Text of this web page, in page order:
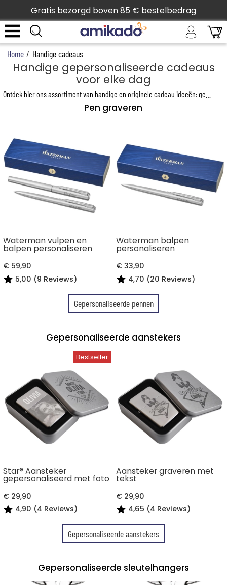
Gratis bezorgd boven 85 € bestelbedrag
Home / Handige cadeaus
Handige gepersonaliseerde cadeaus
voor elke dag
Pen graveren
Waterman vulpen en
balpen personaliseren
€ 59,90
5,00 (9 Reviews)
Waterman balpen
personaliseren
€ 33,90
4,70 (20 Reviews)
Gepersonaliseerde pennen
Gepersonaliseerde aanstekers
Star® Aansteker
gepersonaliseerd met foto
€ 29,90
4,90 (4 Reviews)
Aansteker graveren met
tekst
€ 29,90
4,65 (4 Reviews)
Gepersonaliseerde aanstekers
Gepersonaliseerde sleutelhangers